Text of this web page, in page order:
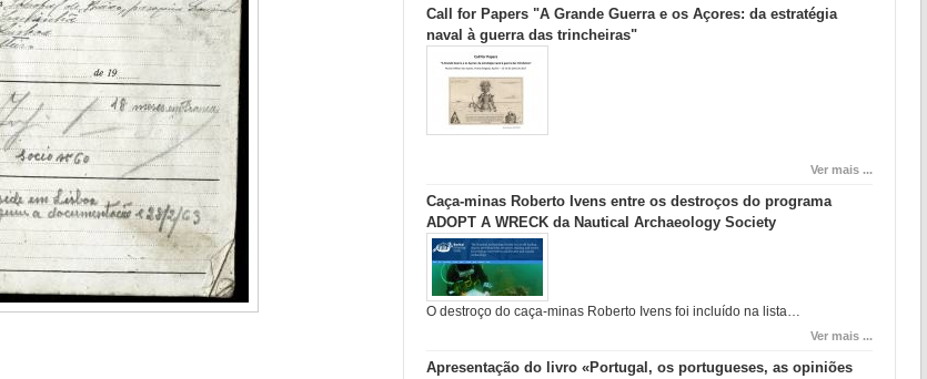
Call for Papers "A Grande Guerra e os Açores: da estratégia
naval à guerra das trincheiras"
Ver mais ...
Caça-minas Roberto Ivens entre os destroços do programa
ADOPT A WRECK da Nautical Archaeology Society
O destroço do caça-minas Roberto Ivens foi incluído na lista…
Ver mais ...
Apresentação do livro «Portugal, os portugueses, as opiniões